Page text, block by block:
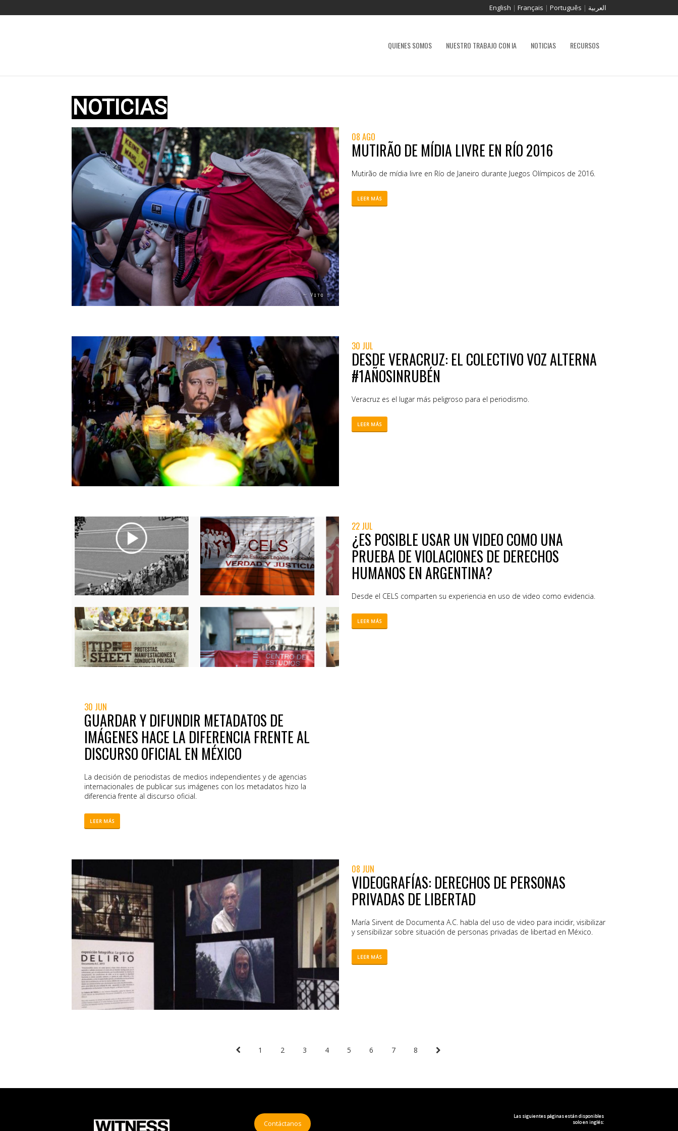
English | Français | Português | العربية
QUIENES SOMOS NUESTRO TRABAJO CON IA NOTICIAS RECURSOS
08 AGO
MUTIRÃO DE MÍDIA LIVRE EN RÍO 2016
Mutirão de mídia livre en Río de Janeiro durante Juegos Olímpicos de 2016.
LEER MÁS
30 JUL
DESDE VERACRUZ: EL COLECTIVO VOZ ALTERNA
#1AÑOSINRUBÉN
Veracruz es el lugar más peligroso para el periodismo.
LEER MÁS
22 JUL
¿ES POSIBLE USAR UN VIDEO COMO UNA
PRUEBA DE VIOLACIONES DE DERECHOS
HUMANOS EN ARGENTINA?
Desde el CELS comparten su experiencia en uso de video como evidencia.
LEER MÁS
30 JUN
GUARDAR Y DIFUNDIR METADATOS DE
IMÁGENES HACE LA DIFERENCIA FRENTE AL
DISCURSO OFICIAL EN MÉXICO
La decisión de periodistas de medios independientes y de agencias
internacionales de publicar sus imágenes con los metadatos hizo la
diferencia frente al discurso oficial.
LEER MÁS
08 JUN
VIDEOGRAFÍAS: DERECHOS DE PERSONAS
PRIVADAS DE LIBERTAD
María Sirvent de Documenta A.C. habla del uso de video para incidir, visibilizar
y sensibilizar sobre situación de personas privadas de libertad en México.
LEER MÁS
1 2 3 4 5 6 7 8
Contáctanos
Las siguientes páginas están disponibles
solo en inglés: